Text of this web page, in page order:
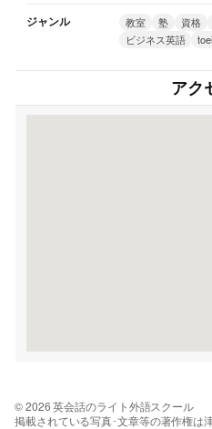
ジャンル 教室 塾 資格
ビジネス英語
アク
© 2026 英会話のライト外語スクール
掲載されている写真･文章等の著作権は